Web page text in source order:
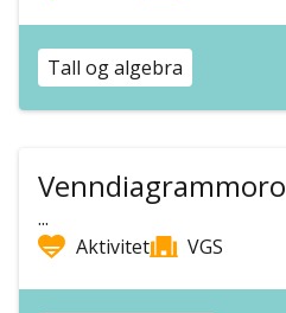
Tall og algebra
Venndiagrammoro
...
Aktivitet
VGS